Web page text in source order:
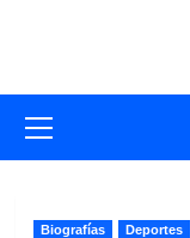
primario
Biografías Deportes